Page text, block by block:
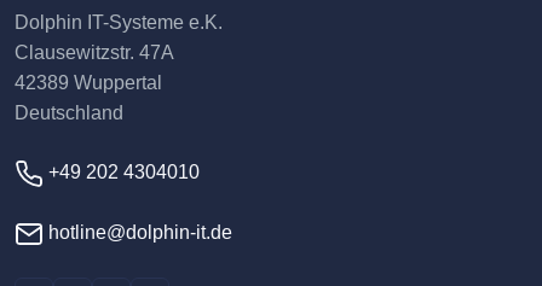
Dolphin IT-Systeme e.K.
Clausewitzstr. 47A
42389 Wuppertal
Deutschland
+49 202 4304010
hotline@dolphin-it.de